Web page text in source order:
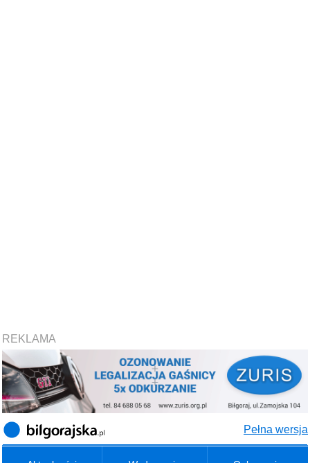
REKLAMA
Pełna wersja